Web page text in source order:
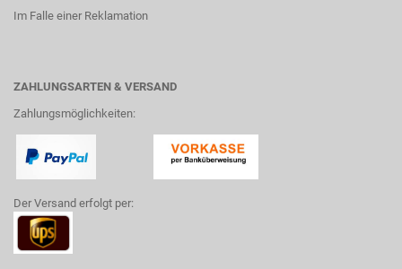
Im Falle einer Reklamation
ZAHLUNGSARTEN & VERSAND
Zahlungsmöglichkeiten:
Der Versand erfolgt per: